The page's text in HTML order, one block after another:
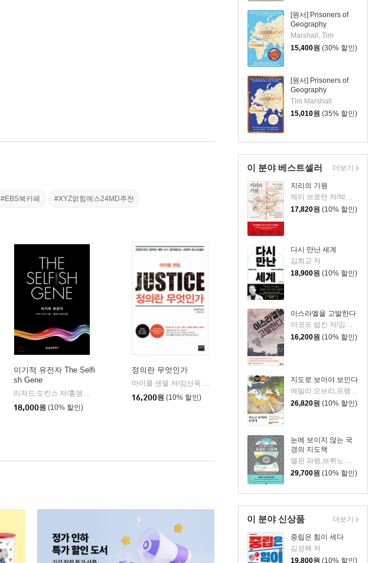
[원서] Prisoners of
Geography
Marshall, Tim
15,400원 (30% 할인)
[원서] Prisoners of
Geography
Tim Marshall
15,010원 (35% 할인)
이 분야 베스트셀러
지리의 기원
제리 브로턴 저/박세연 역
17,820원 (10% 할인)
다시 만난 세계
김희교 저
18,900원 (10% 할인)
이스라엘을 고발한다
야코프 랍킨 저/김재용 역
16,200원 (10% 할인)
지도로 보아야 보인다
에밀리 오브리,프랭크 테타르 공저/이수진 역
26,820원 (10% 할인)
눈에 보이지 않는 국
경의 지도책
델핀 파팽,브뤼노 테르트레,세마르탱 라보르드 저/이수진 역
29,700원 (10% 할인)
더보기
이 분야 신상품
중립은 힘이 세다
김성해 저
19,800원 (10% 할인)
더보기
#EBS북카페 #XYZ얽힘예스24MD추천
| 김영사
이기적 유전자 The Selfi
sh Gene
리처드 도킨스 저/홍영남,이상임 공역
을유문화사
18,000원 (10% 할인)
정의란 무엇인가
마이클 샌델 저/김선욱 감수/김명철 역 | 와이즈베리
16,200원 (10% 할인)